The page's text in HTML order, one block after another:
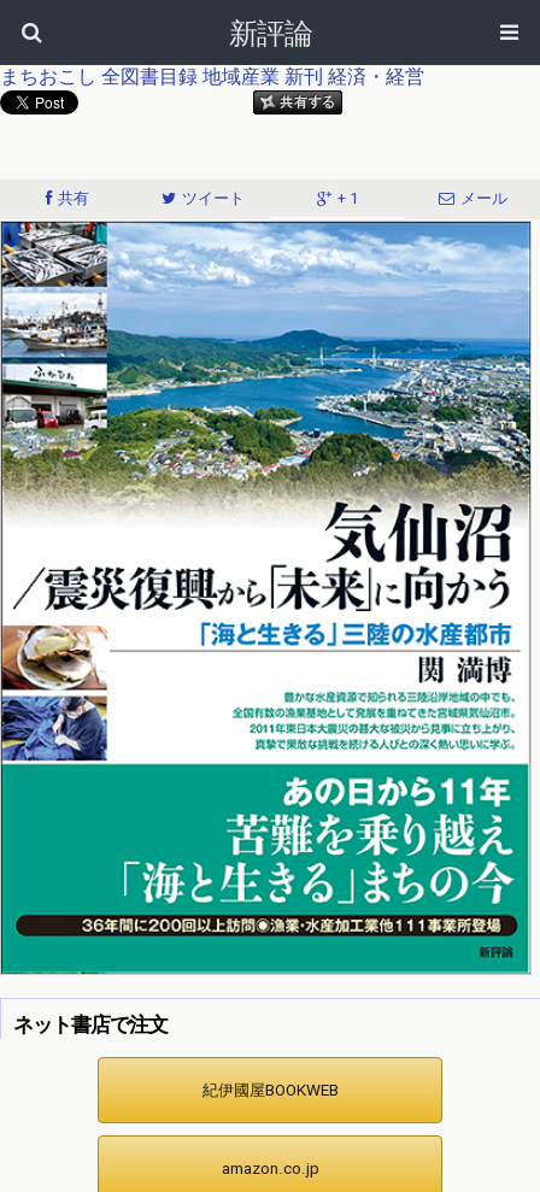
新評論
まちおこし 全図書目録 地域産業 新刊 経済・経営
共有 ツイート + 1 メール
ネット書店で注文
紀伊國屋BOOKWEB
amazon.co.jp